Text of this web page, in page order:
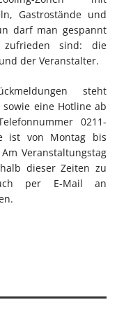
Gastrostände und
darf man gespannt
sind: die
der Veranstalter.
steht
eine Hotline ab
0211-
ist von Montag bis
Veranstaltungstag
dieser Zeiten zu
per E-Mail an